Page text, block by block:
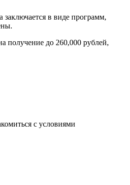
в виде программ,
получение до 260,000 рублей,
с условиями